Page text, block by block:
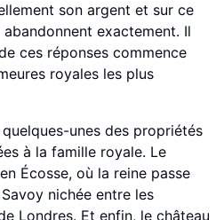
son argent et sur ce
exactement. Il
ces réponses commence
royales les plus
unes des propriétés
à la famille royale. Le
Écosse, où la reine passe
nichée entre les
Londres. Et enfin, le château